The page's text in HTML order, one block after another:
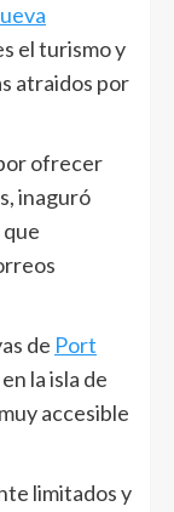
el turismo y
atraidos por
ofrecer
inaguró
que
de Port
la isla de
accesible
limitados y